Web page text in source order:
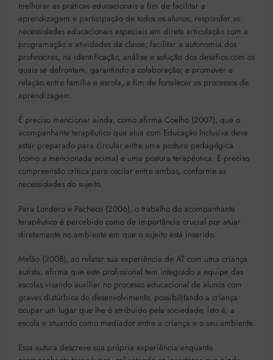
melhorar as práticas educacionais a fim de facilitar a
aprendizagem e participação de todos os alunos; responder as
necessidades educacionais especiais em direta articulação com a
programação e atividades da classe; facilitar a autonomia dos
professores, na identificação, análise e solução dos desafios com os
quais se defrontam, garantindo a colaboração; e promover a
relação entre família e escola, a fim de fortalecer os processos de
aprendizagem.
É preciso mencionar ainda, como afirma Coelho (2007), que o
acompanhante terapêutico que atua com Educação Inclusiva deve
estar preparado para circular entre uma postura pedagógica
(como a mencionada acima) e uma postura terapêutica. É preciso
compreensão crítica para oscilar entre ambas, conforme as
necessidades do sujeito.
Para Londero e Pacheco (2006), o trabalho do acompanhante
terapêutico é percebido como de importância crucial por atuar
diretamente no ambiente em que o sujeito está inserido.
Melão (2008), ao relatar sua experiência de AT com uma criança
autista, afirma que este profissional tem integrado a equipe das
escolas visando auxiliar no processo educacional de alunos com
graves distúrbios do desenvolvimento, possibilitando a criança
ocupar um lugar que lhe é atribuído pela sociedade, isto é, a
escola e atuando como mediador entre a criança e o seu ambiente.
Essa autora descreve sua própria experiência enquanto